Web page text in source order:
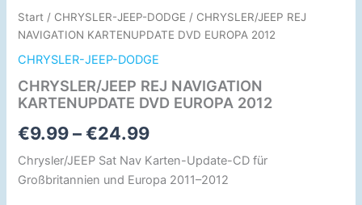
Start / CHRYSLER-JEEP-DODGE / CHRYSLER/JEEP REJ
NAVIGATION KARTENUPDATE DVD EUROPA 2012
CHRYSLER-JEEP-DODGE
CHRYSLER/JEEP REJ NAVIGATION
KARTENUPDATE DVD EUROPA 2012
€9.99 –€24.99
bis
Chrysler/JEEP Sat Nav Karten-Update-CD für
Großbritannien und Europa 2011–2012
DVD
EUROPA
Menge